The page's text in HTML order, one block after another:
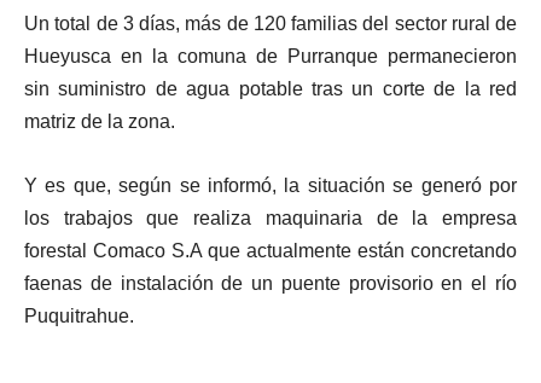
Un total de 3 días, más de 120 familias del sector rural de
Hueyusca en la comuna de Purranque permanecieron
sin suministro de agua potable tras un corte de la red
matriz de la zona.
Y es que, según se informó, la situación se generó por
los trabajos que realiza maquinaria de la empresa
forestal Comaco S.A que actualmente están concretando
faenas de instalación de un puente provisorio en el río
Puquitrahue.